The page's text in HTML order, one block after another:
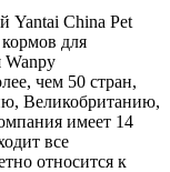
Yantai China Pet
для
чем 50 стран,
Великобританию,
имеет 14
все
относится к